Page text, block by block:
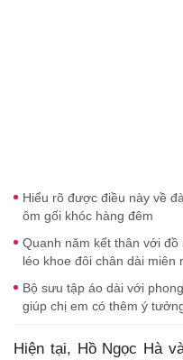
Hiểu rõ được điều này về
ôm gối khóc hàng đêm
Quanh năm kết thân với
léo khoe đôi chân dài miên
Bộ sưu tập áo dài với
giúp chị em có thêm ý
Hiện tại, Hồ Ngọc Hà